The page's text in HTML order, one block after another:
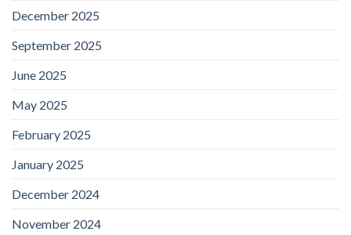
December 2025
September 2025
June 2025
May 2025
February 2025
January 2025
December 2024
November 2024